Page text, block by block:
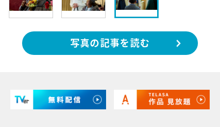
写真の記事を読む